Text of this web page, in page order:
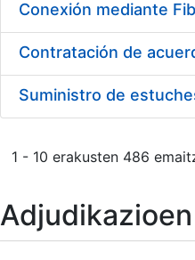
Suministro de
1 - 10 erakusten 486